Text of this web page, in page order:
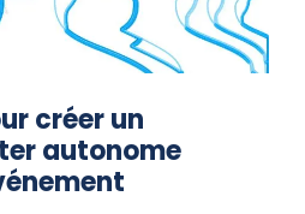
créer un
autonome